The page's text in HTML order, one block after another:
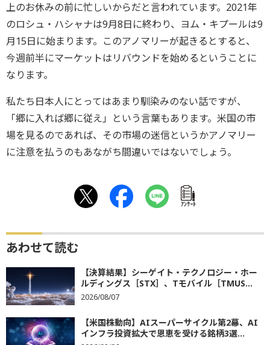
上のお休みの前に忙しいからだと言われています。2021年
のロシュ・ハシャナは9月8日に終わり、ヨム・キプールは9
月15日に始まります。このアノマリーが起きるとすると、
今週前半にマーケットはリバウンドを始めるということに
なります。
私たち日本人にとってはあまり馴染みのない話ですが、
「郷に入れば郷に従え」という言葉もあります。米国の市
場を見るのであれば、その市場の迷信というかアノマリー
に注意を払うのもあながち間違いではないでしょう。
ｱﾝｹｰﾄ
あわせて読む
【決算結果】シーゲイト・テクノロジー・ホー
ルディングス［STX］、Tモバイル［TMUS...
2026/08/07
【米国株動向】AIスーパーサイクル第2幕、AI
インフラ投資拡大で恩恵を受ける銘柄3選...